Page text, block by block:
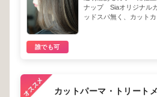
ナップ Siaオリジナル
ッドスパ無く、カット
誰でも可
カットパーマ・トリート